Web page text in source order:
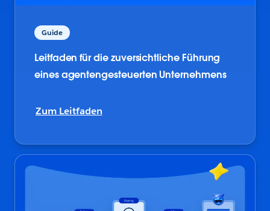
Guide
Leitfaden für die zuversichtliche Führung
eines agentengesteuerten Unternehmens
Zum Leitfaden